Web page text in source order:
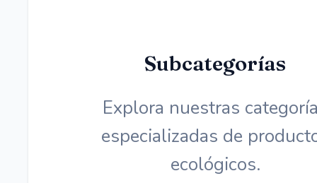
Subcategorías
Explora nuestras
especializadas de
ecológicos.